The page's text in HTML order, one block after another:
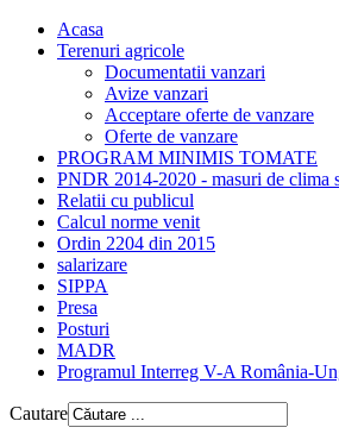
Acasa
Terenuri agricole
Documentatii vanzari
Avize vanzari
Acceptare oferte de vanzare
Oferte de vanzare
PROGRAM MINIMIS TOMATE
PNDR 2014-2020 - masuri de clima
Relatii cu publicul
Calcul norme venit
Ordin 2204 din 2015
salarizare
SIPPA
Presa
Posturi
MADR
Programul Interreg V-A România-
Cautare